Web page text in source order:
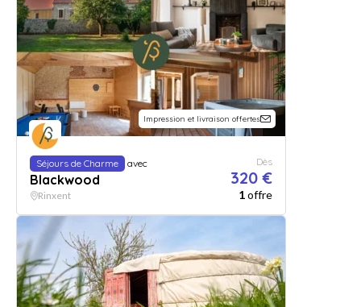
Impression et livraison offertes
Séjours de Charme avec
Blackwood
Dès
320 €
Rinxent 1offre